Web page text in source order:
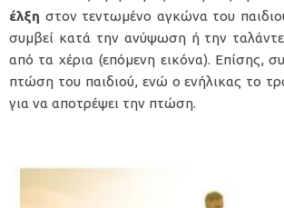
έλξη στον τεντωμένο αγκώνα του
συμβεί κατά την ανύψωση ή την
από τα χέρια (επόμενη εικόνα). Επίσης,
πτώση του παιδιού, ενώ ο ενήλικας το
για να αποτρέψει την πτώση.